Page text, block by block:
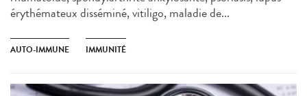
érythémateux disséminé, vitiligo, maladie de...
AUTO-IMMUNE IMMUNITÉ